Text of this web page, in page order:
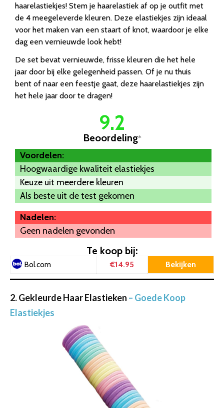
haarelastiekjes! Stem je haarelastiek af op je outfit met
de 4 meegeleverde kleuren. Deze elastiekjes zijn ideaal
voor het maken van een staart of knot, waardoor je elke
dag een vernieuwde look hebt!
De set bevat vernieuwde, frisse kleuren die het hele
jaar door bij elke gelegenheid passen. Of je nu thuis
bent of naar een feestje gaat, deze haarelastiekjes zijn
het hele jaar door te dragen!
9.2
Beoordeling*
Voordelen:
Hoogwaardige kwaliteit elastiekjes
Keuze uit meerdere kleuren
Als beste uit de test gekomen
Nadelen:
Geen nadelen gevonden
Te koop bij:
Bol.com €14.95 Bekijken
2. Gekleurde Haar Elastieken – Goede Koop
Elastiekjes